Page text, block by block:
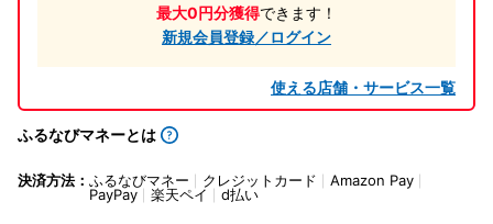
最大0円分獲得できます！
新規会員登録／ログイン
使える店舗・サービス一覧
ふるなびマネーとは
決済方法： ふるなびマネー クレジットカード
Amazon Pay
PayPay
楽天ペイ d払い